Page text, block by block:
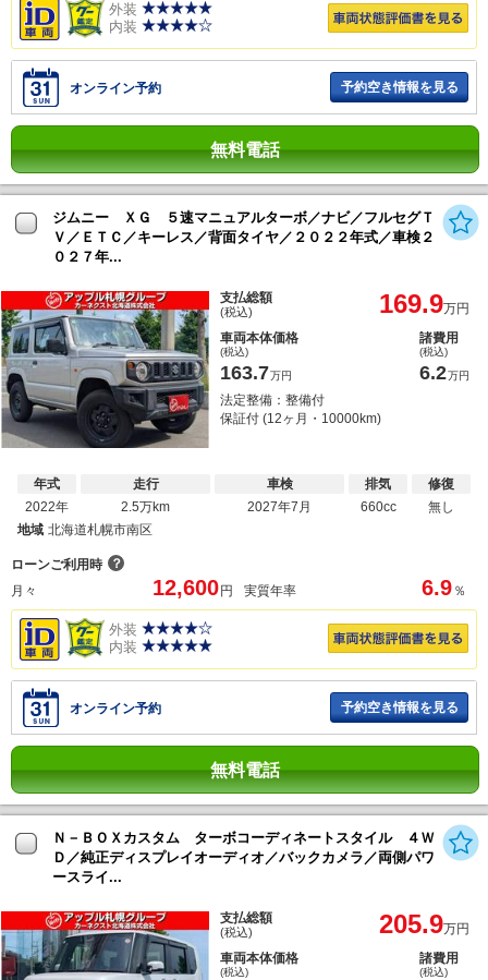
外装
内装
オンライン予約 予約空き情報を見る
無料電話
ジムニー ＸＧ ５速マニュアルターボ／ナビ／フルセグＴ
Ｖ／ＥＴＣ／キーレス／背面タイヤ／２０２２年式／車検２
０２７年...
支払総額
(税込) 169.9万円
車両本体価格
(税込)
163.7万円
諸費用
(税込)
6.2万円
法定整備：整備付
保証付 (12ヶ月・10000km)
年式
2022年
走行
2.5万km
車検
2027年7月
排気
660cc
修復
無し
地域 北海道札幌市南区
ローンご利用時 ？
月々
12,600 円 実質年率 6.9 ％
外装
内装
オンライン予約 予約空き情報を見る
無料電話
Ｎ－ＢＯＸカスタム ターボコーディネートスタイル ４Ｗ
Ｄ／純正ディスプレイオーディオ／バックカメラ／両側パワ
ースライ...
支払総額
(税込) 205.9万円
車両本体価格
(税込)
諸費用
(税込)